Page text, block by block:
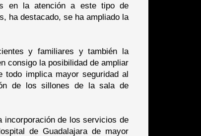
en la atención a este tipo de
ha destacado, se ha ampliado la
y familiares y también la
consigo la posibilidad de ampliar
implica mayor seguridad al
de los sillones de la sala de
incorporación de los servicios de
de Guadalajara de mayor